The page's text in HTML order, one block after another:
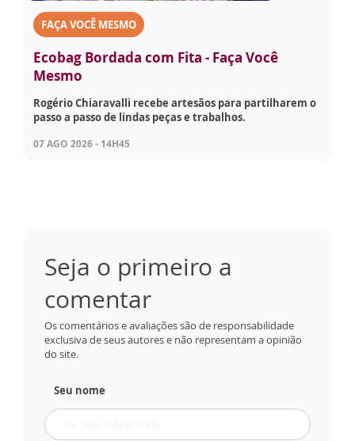
FAÇA VOCÊ MESMO
Ecobag Bordada com Fita - Faça Você
Mesmo
Rogério Chiaravalli recebe artesãos para partilharem o
passo a passo de lindas peças e trabalhos.
07 AGO 2026 - 14H45
Seja o primeiro a
comentar
Os comentários e avaliações são de responsabilidade
exclusiva de seus autores e não representam a opinião
do site.
Seu nome